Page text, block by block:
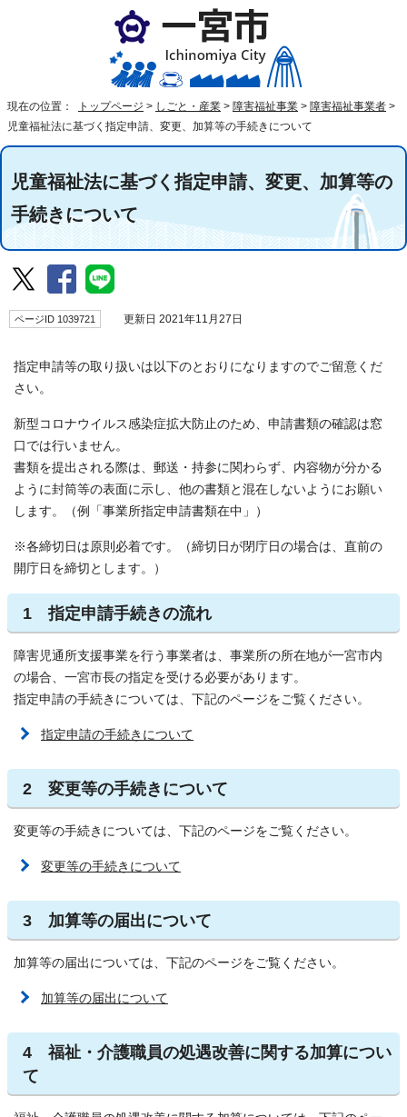
現在の位置： トップページ > しごと・産業 > 障害福祉事業 > 障害福祉事業者 >
児童福祉法に基づく指定申請、変更、加算等の手続きについて
児童福祉法に基づく指定申請、変更、加算等の
手続きについて
ページID 1039721 更新日 2021年11月27日
指定申請等の取り扱いは以下のとおりになりますのでご留意くだ
さい。
新型コロナウイルス感染症拡大防止のため、申請書類の確認は窓
口では行いません。
書類を提出される際は、郵送・持参に関わらず、内容物が分かる
ように封筒等の表面に示し、他の書類と混在しないようにお願い
します。（例「事業所指定申請書類在中」）
※各締切日は原則必着です。（締切日が閉庁日の場合は、直前の
開庁日を締切とします。）
1 指定申請手続きの流れ
障害児通所支援事業を行う事業者は、事業所の所在地が一宮市内
の場合、一宮市長の指定を受ける必要があります。
指定申請の手続きについては、下記のページをご覧ください。
指定申請の手続きについて
2 変更等の手続きについて
変更等の手続きについては、下記のページをご覧ください。
変更等の手続きについて
3 加算等の届出について
加算等の届出については、下記のページをご覧ください。
加算等の届出について
4 福祉・介護職員の処遇改善に関する加算につい
て